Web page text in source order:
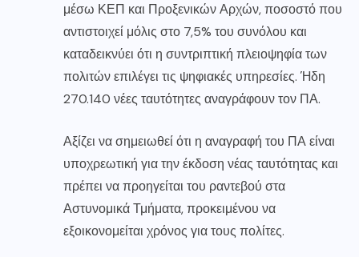
μέσω ΚΕΠ και Προξενικών Αρχών, ποσοστό που
αντιστοιχεί μόλις στο 7,5% του συνόλου και
καταδεικνύει ότι η συντριπτική πλειοψηφία των
πολιτών επιλέγει τις ψηφιακές υπηρεσίες. Ήδη
270.140 νέες ταυτότητες αναγράφουν τον ΠΑ.
Αξίζει να σημειωθεί ότι η αναγραφή του ΠΑ είναι
υποχρεωτική για την έκδοση νέας ταυτότητας και
πρέπει να προηγείται του ραντεβού στα
Αστυνομικά Τμήματα, προκειμένου να
εξοικονομείται χρόνος για τους πολίτες.